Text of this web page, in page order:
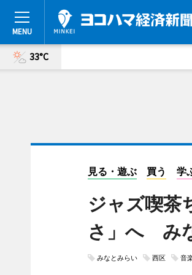
33°C
見る・遊ぶ 買う 学
ジャズ喫茶
さ」へ み
みなとみらい 西区 音